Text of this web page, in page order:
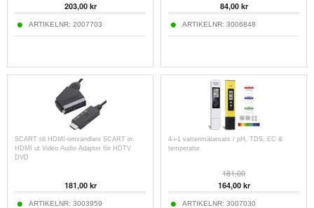
203,00 kr
ARTIKELNR: 2007703
84,00 kr
ARTIKELNR: 3006848
SCART till HDMI-omvandlare SCART in
HDMI ut Video Audio Adapter för HDTV
DVD
181,00 kr
ARTIKELNR: 3003959
4-i-1 vattenmätarsats / pH, TDS, EC &
temperatur
181,00
164,00 kr
ARTIKELNR: 3007030